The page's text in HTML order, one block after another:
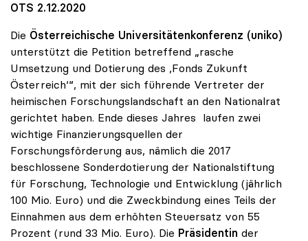
OTS 2.12.2020
Die Österreichische Universitätenkonferenz (uniko)
unterstützt die Petition betreffend „rasche
Umsetzung und Dotierung des ,Fonds Zukunft
Österreich‘“, mit der sich führende Vertreter der
heimischen Forschungslandschaft an den Nationalrat
gerichtet haben. Ende dieses Jahres laufen zwei
wichtige Finanzierungsquellen der
Forschungsförderung aus, nämlich die 2017
beschlossene Sonderdotierung der Nationalstiftung
für Forschung, Technologie und Entwicklung (jährlich
100 Mio. Euro) und die Zweckbindung eines Teils der
Einnahmen aus dem erhöhten Steuersatz von 55
Prozent (rund 33 Mio. Euro). Die Präsidentin der